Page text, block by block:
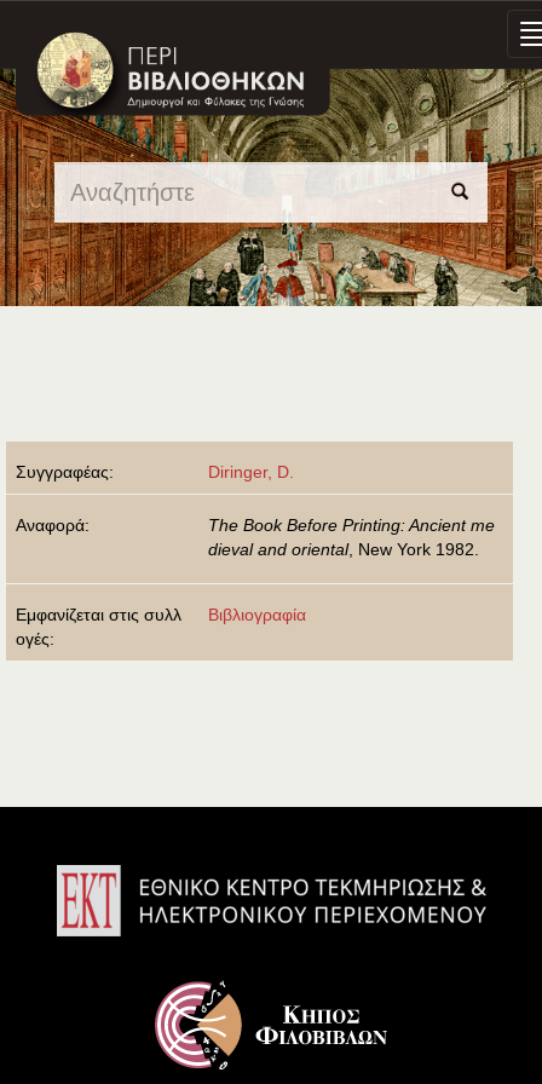
Skip
navigation
Συγγραφέας: Diringer, D.
Αναφορά:
The Book Before Printing: Ancient me
dieval and oriental, New York 1982.
Εμφανίζεται στις συλλ
ογές:
Βιβλιογραφία